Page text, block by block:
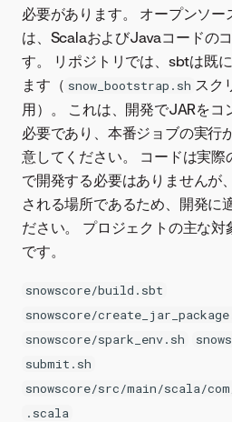
必要があります。 オープンソー
は、ScalaおよびJavaコードの
す。 リポジトリでは、sbtは既
ます（ snow_bootstrap.sh スク
用）。 これは、開発でJARをコ
必要であり、本番ジョブの実行
意してください。 コードは実際
で開発する必要はありませんが
される場所であるため、開発に
ださい。 プロジェクトの主な対
です。
snowscore/build.sbt
snowscore/
snowscore/spark_env.sh
submit.sh
snowscore/src/main/scala/com/
.scala